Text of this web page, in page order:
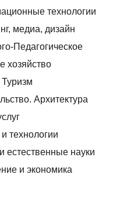
технологии
медиа, дизайн
Педагогическое
хозяйство
Архитектура
технологии
естественные науки
и экономика